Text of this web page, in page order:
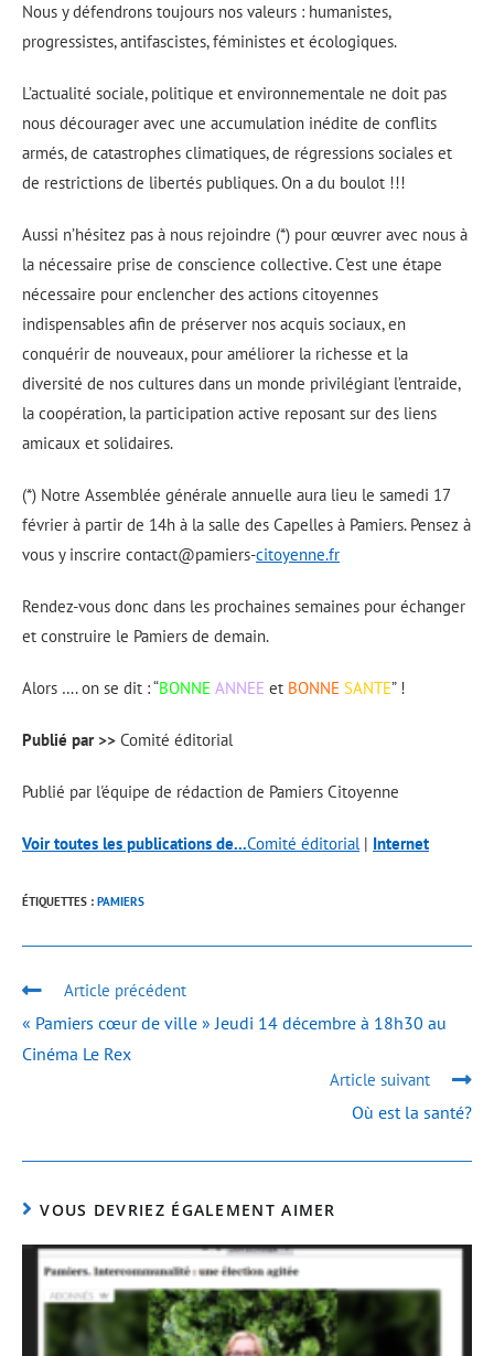
Nous y défendrons toujours nos valeurs : humanistes,
progressistes, antifascistes, féministes et écologiques.
L’actualité sociale, politique et environnementale ne doit pas
nous décourager avec une accumulation inédite de conflits
armés, de catastrophes climatiques, de régressions sociales et
de restrictions de libertés publiques. On a du boulot !!!
Aussi n’hésitez pas à nous rejoindre (*) pour œuvrer avec nous à
la nécessaire prise de conscience collective. C’est une étape
nécessaire pour enclencher des actions citoyennes
indispensables afin de préserver nos acquis sociaux, en
conquérir de nouveaux, pour améliorer la richesse et la
diversité de nos cultures dans un monde privilégiant l’entraide,
la coopération, la participation active reposant sur des liens
amicaux et solidaires.
(*) Notre Assemblée générale annuelle aura lieu le samedi 17
février à partir de 14h à la salle des Capelles à Pamiers. Pensez à
vous y inscrire contact@pamiers-citoyenne.fr
Rendez-vous donc dans les prochaines semaines pour échanger
et construire le Pamiers de demain.
Alors …. on se dit : “BONNE ANNEE et BONNE SANTE”!
Publié par >> Comité éditorial
Publié par l'équipe de rédaction de Pamiers Citoyenne
Voir toutes les publications de...Comité éditorial| Internet
ÉTIQUETTES : PAMIERS
Article précédent
« Pamiers cœur de ville » Jeudi 14 décembre à 18h30 au
Cinéma Le Rex
Article suivant
Où est la santé?
VOUS DEVRIEZ ÉGALEMENT AIMER